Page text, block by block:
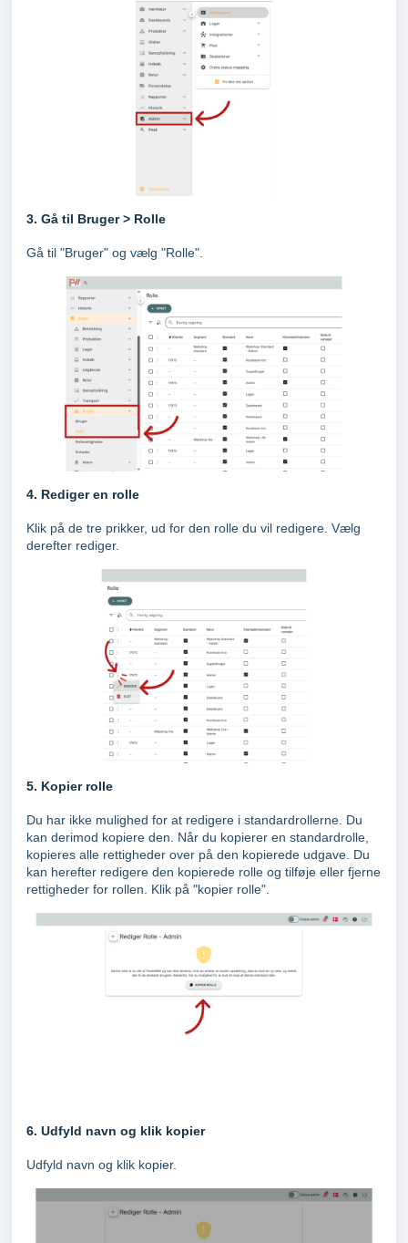
3. Gå til Bruger > Rolle
Gå til "Bruger" og vælg "Rolle".
4. Rediger en rolle
Klik på de tre prikker, ud for den rolle du vil redigere. Vælg
derefter rediger.
5. Kopier rolle
Du har ikke mulighed for at redigere i standardrollerne. Du
kan derimod kopiere den. Når du kopierer en standardrolle,
kopieres alle rettigheder over på den kopierede udgave. Du
kan herefter redigere den kopierede rolle og tilføje eller fjerne
rettigheder for rollen. Klik på "kopier rolle".
6. Udfyld navn og klik kopier
Udfyld navn og klik kopier.